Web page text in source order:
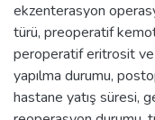
ekzenterasyon
türü, preoperatif
peroperatif eritrosit
yapılma durumu,
hastane yatış süresi,